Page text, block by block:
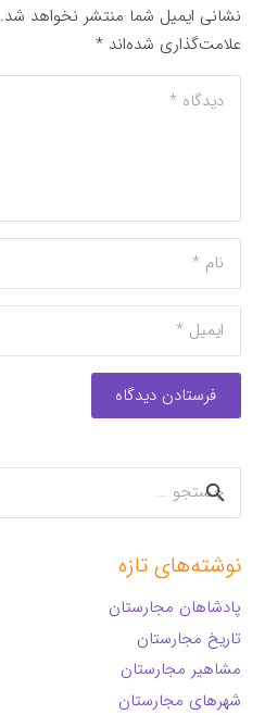
نشانی ایمیل شما منتشر نخواهد شد.
علامت‌گذاری شده‌اند*
فرستادن دیدگاه
جستجو
برای:
نوشته‌های تازه
پادشاهان مجارستان
تاریخ مجارستان
مشاهیر مجارستان
شهرهای مجارستان